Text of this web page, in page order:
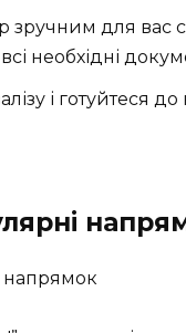
зручним для вас
необхідні
і готуйтеся